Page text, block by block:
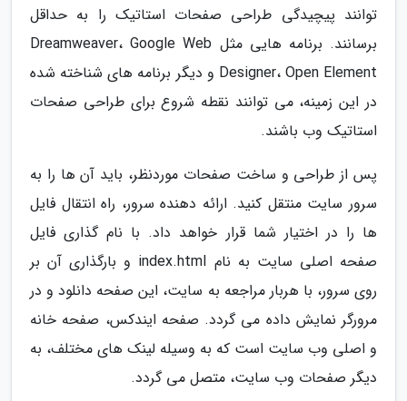
توانند پیچیدگی طراحی صفحات استاتیک را به حداقل
برسانند. برنامه هایی مثل Dreamweaver، Google Web
Designer، Open Element و دیگر برنامه های شناخته شده
در این زمینه، می توانند نقطه شروع برای طراحی صفحات
استاتیک وب باشند.
پس از طراحی و ساخت صفحات موردنظر، باید آن ها را به
سرور سایت منتقل کنید. ارائه دهنده سرور، راه انتقال فایل
ها را در اختیار شما قرار خواهد داد. با نام گذاری فایل
صفحه اصلی سایت به نام index.html و بارگذاری آن بر
روی سرور، با هربار مراجعه به سایت، این صفحه دانلود و در
مرورگر نمایش داده می گردد. صفحه ایندکس، صفحه خانه
و اصلی وب سایت است که به وسیله لینک های مختلف، به
دیگر صفحات وب سایت، متصل می گردد.